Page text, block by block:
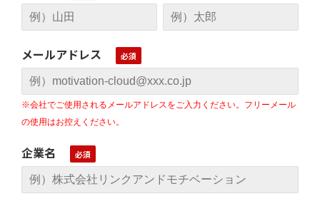
メールアドレス
※会社でご使用されるメールアドレスをご入力ください。フリーメール
の使用はお控えください。
企業名